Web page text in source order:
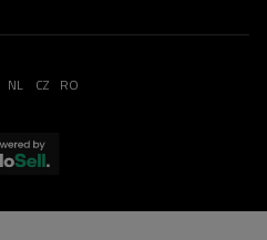
NL CZ RO